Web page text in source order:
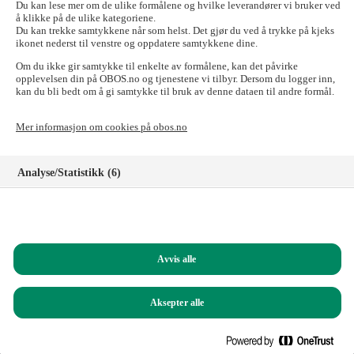
Skal du til OBOS-banken, Tryg Forsikring for
OBOS-medlemmer, Styrerommet eller Vibbo?
Det går fint! Tilgangen til disse nettstedene er ikke påvirket.
Logg inn i nettbanken for bedriftskunder
Signeringsportalen
Logg inn på Styrerommet
Logg inn på Vibbo
Ring oss på
(mandag til fredag, 09.00 – 15.00)
Du kan også sende e-post til: obos@obos.no
Du kan lese mer om de ulike formålene og hvilke leverandører vi bruker ved
å klikke på de ulike kategoriene.
Du kan trekke samtykkene når som helst. Det gjør du ved å trykke på kjeks
ikonet nederst til venstre og oppdatere samtykkene dine.
Om du ikke gir samtykke til enkelte av formålene, kan det påvirke
opplevelsen din på OBOS.no og tjenestene vi tilbyr. Dersom du logger inn,
kan du bli bedt om å gi samtykke til bruk av denne dataen til andre formål.
Mer informasjon om cookies på obos.no
Analyse/Statistikk (6)
Funksjonelle (8)
Helt nødvendige (1)
Avvis alle
Aksepter alle